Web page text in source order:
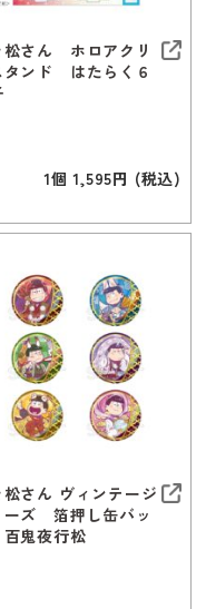
松さん ホロアクリ
タンド はたらく６
1個 1,595円 (税込)
松さん ヴィンテージ
ーズ 箔押し缶バッ
鬼夜行松